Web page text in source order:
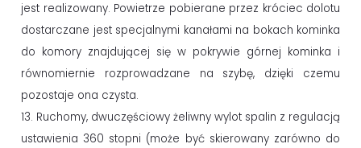
jest realizowany. Powietrze pobierane przez króciec dolotu
dostarczane jest specjalnymi kanałami na bokach kominka
do komory znajdującej się w pokrywie górnej kominka i
równomiernie rozprowadzane na szybę, dzięki czemu
pozostaje ona czysta.
13. Ruchomy, dwuczęściowy żeliwny wylot spalin z regulacją
ustawienia 360 stopni (może być skierowany zarówno do